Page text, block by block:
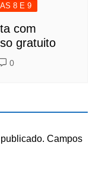
8 E 9
com
gratuito
0
Campos